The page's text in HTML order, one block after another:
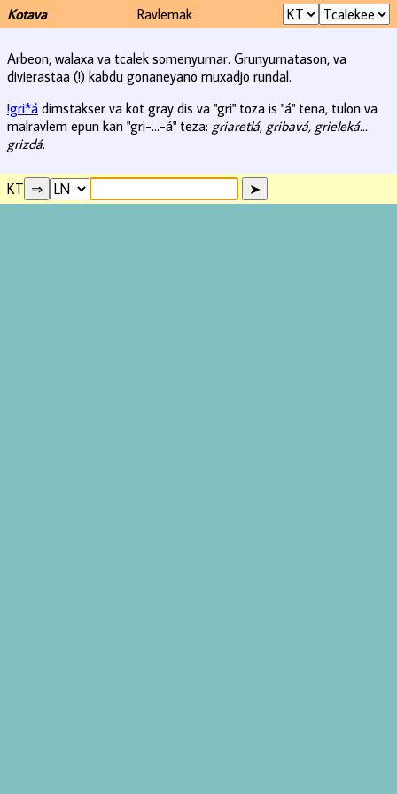
Kotava Ravlemak
Arbeon, walaxa va tcalek somenyurnar. Grunyurnatason, va
divierastaa (!) kabdu gonaneyano muxadjo rundal.
!gri*á dimstakser va kot gray dis va "gri" toza is "á" tena, tulon va
malravlem epun kan "gri-...-á" teza: griaretlá, gribavá, grieleká...
grizdá.
KT